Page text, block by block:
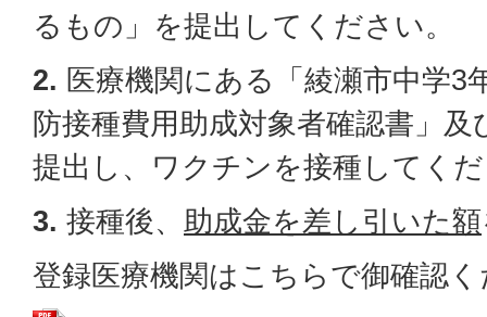
るもの」を提出してください。
2. 医療機関にある「綾瀬市中学3
防接種費用助成対象者確認書」
提出し、ワクチンを接種してく
3. 接種後、 助成金を差し引いた額
登録医療機関はこちらで御確認